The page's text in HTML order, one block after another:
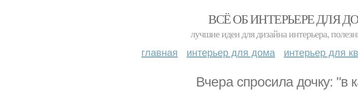
ВСЁ ОБ ИНТЕРЬЕРЕ ДЛЯ
лучшие идеи для дизайна интерьера,
главная интерьер для дома интерьер для
Вчера спросила дочку: "в